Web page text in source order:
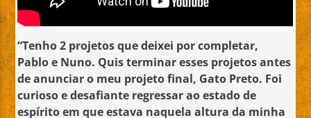
“Tenho 2 projetos que deixei por completar,
Pablo e Nuno. Quis terminar esses projetos antes
de anunciar o meu projeto final, Gato Preto. Foi
curioso e desafiante regressar ao estado de
espírito em que estava naquela altura da minha